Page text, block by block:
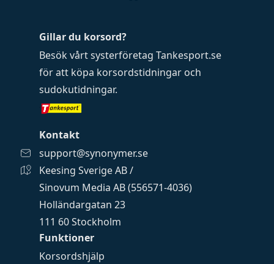
Funktioner
Korsordshjälp
Gillar du korsord?
Besök vårt systerföretag Tankesport.se
för att köpa korsordstidningar och
sudokutidningar.
Kontakt
support@synonymer.se
Keesing Sverige AB /
Sinovum Media AB (556571-4036)
Holländargatan 23
111 60 Stockholm